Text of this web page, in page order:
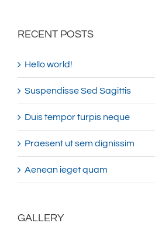
RECENT POSTS
Hello world!
Suspendisse Sed Sagittis
Duis tempor turpis neque
Praesent ut sem dignissim
Aenean ieget quam
GALLERY